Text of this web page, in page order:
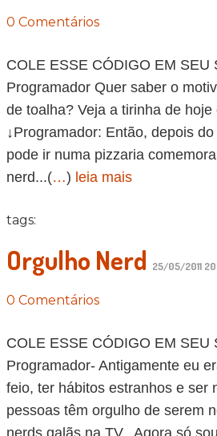
0 Comentários
COLE ESSE CÓDIGO EM SEU
Programador Quer saber o
de toalha? Veja a tirinha de
↓Programador: Então, depois
pode ir numa pizzaria
nerd...(…) leia mais
tags:
Orgulho Nerd 25/05/2011
0 Comentários
COLE ESSE CÓDIGO EM SEU
Programador- Antigamente eu
feio, ter hábitos estranhos e ser
pessoas têm orgulho de serem